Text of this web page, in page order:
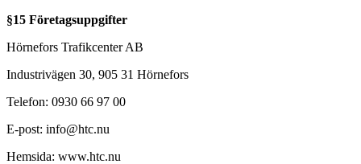
§15 Företagsuppgifter
Hörnefors Trafikcenter AB
Industrivägen 30, 905 31 Hörnefors
Telefon: 0930 66 97 00
E-post: info@htc.nu
Hemsida: www.htc.nu